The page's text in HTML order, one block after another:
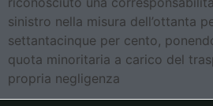
sinistro nella misura dell’ottanta
settantacinque per cento,
quota minoritaria a carico del
propria negligenza